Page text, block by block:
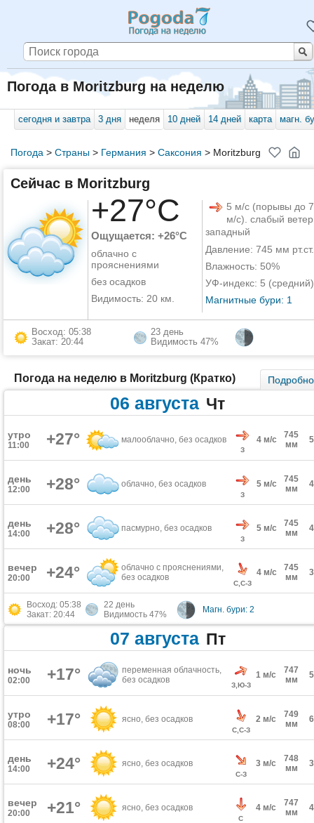
Погода в Moritzburg на неделю
сегодня и завтра 3 дня неделя 10 дней 14 дней карта магн.
Погода > Страны> Германия > Саксония > Moritzburg
Сейчас в Moritzburg
+27°C
Ощущается: +26°C
облачно с
прояснениями
без осадков
Видимость: 20 км.
5 м/с (порывы до 7
м/с). слабый
западный
Давление: 745 мм рт.ст.
Влажность: 50%
УФ-индекс: 5 (средний)
Магнитные бури: 1
Восход: 05:38
Закат: 20:44
23 день
Видимость 47%
Погода на неделю в Moritzburg (Кратко) Подробно
06 августа Чт
утро
11:00 +27° малооблачно, без осадков
З
4 м/с
745
мм
день
12:00 +28° облачно, без осадков
З
5 м/с
745
мм
день
14:00 +28° пасмурно, без осадков
З
5 м/с
745
мм
вечер
20:00 +24°
облачно с прояснениями,
без осадков
С,С-З
4 м/с
745
мм
Восход: 05:38
Закат: 20:44
22 день
Видимость 47%
Магн. бури: 2
07 августа Пт
ночь
02:00 +17°
переменная облачность,
без осадков
З,Ю-З
1 м/с
747
мм
утро
08:00 +17° ясно, без осадков
С,С-З
2 м/с
749
мм
день
14:00 +24° ясно, без осадков
С-З
3 м/с
748
мм
вечер
20:00 +21° ясно, без осадков
С
4 м/с
747
мм